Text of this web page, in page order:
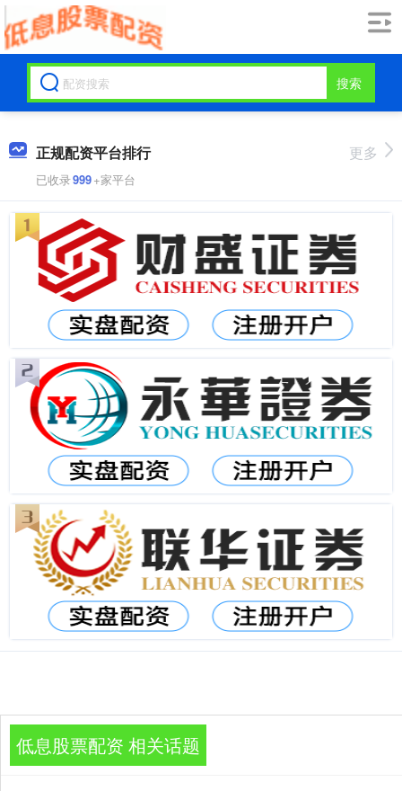
搜索
正规配资平台排行
已收录999+家平台
更多
低息股票配资 相关话题